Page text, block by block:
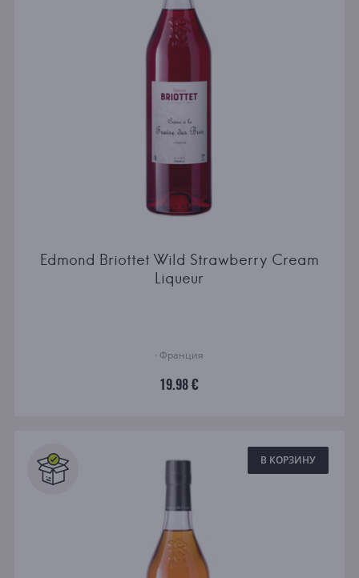
Edmond Briottet Wild Strawberry Cream
Liqueur
· Франция
19.98 €
В КОРЗИНУ